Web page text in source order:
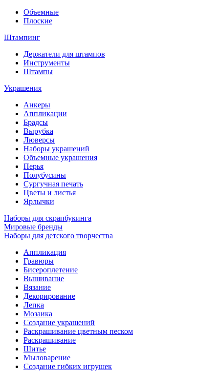
Объемные
Плоские
Штампинг
Держатели для штампов
Инструменты
Штампы
Украшения
Анкеры
Аппликации
Брадсы
Вырубка
Люверсы
Наборы украшений
Объемные украшения
Перья
Полубусины
Сургучная печать
Цветы и листья
Ярлычки
Наборы для скрапбукинга
Мировые бренды
Наборы для детского творчества
Аппликация
Гравюры
Бисероплетение
Вышивание
Вязание
Декорирование
Лепка
Мозаика
Создание украшений
Раскрашивание цветным песком
Раскрашивание
Шитье
Мыловарение
Создание гибких игрушек